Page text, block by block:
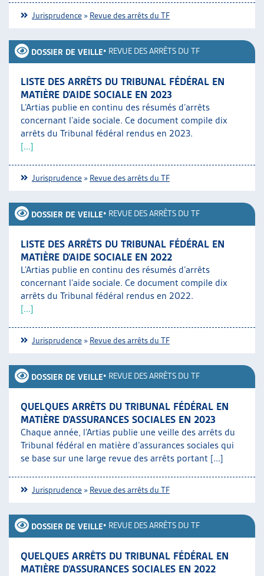
Jurisprudence » Revue des arrêts du TF
DOSSIER DE VEILLE• REVUE DES ARRÊTS DU TF
LISTE DES ARRÊTS DU TRIBUNAL FÉDÉRAL EN
MATIÈRE D’AIDE SOCIALE EN 2023
L’Artias publie en continu des résumés d’arrêts
concernant l’aide sociale. Ce document compile dix
arrêts du Tribunal fédéral rendus en 2023.
[...]
Jurisprudence » Revue des arrêts du TF
DOSSIER DE VEILLE• REVUE DES ARRÊTS DU TF
LISTE DES ARRÊTS DU TRIBUNAL FÉDÉRAL EN
MATIÈRE D’AIDE SOCIALE EN 2022
L’Artias publie en continu des résumés d’arrêts
concernant l’aide sociale. Ce document compile dix
arrêts du Tribunal fédéral rendus en 2022.
[...]
Jurisprudence » Revue des arrêts du TF
DOSSIER DE VEILLE• REVUE DES ARRÊTS DU TF
QUELQUES ARRÊTS DU TRIBUNAL FÉDÉRAL EN
MATIÈRE D’ASSURANCES SOCIALES EN 2023
Chaque année, l’Artias publie une veille des arrêts du
Tribunal fédéral en matière d’assurances sociales qui
se base sur une large revue des arrêts portant [...]
Jurisprudence » Revue des arrêts du TF
DOSSIER DE VEILLE• REVUE DES ARRÊTS DU TF
QUELQUES ARRÊTS DU TRIBUNAL FÉDÉRAL EN
MATIÈRE D’ASSURANCES SOCIALES EN 2022